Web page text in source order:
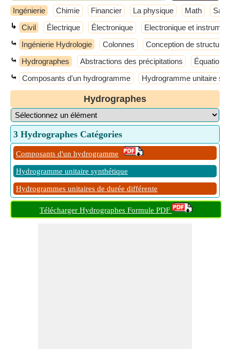
Ingénierie Chimie Financier La physique Math
↳ Civil Électrique Électronique Electronique et
⤿ Ingénierie Hydrologie Colonnes Conception de
⤿ Hydrographes Abstractions des précipitations Équation
⤿ Composants d'un hydrogramme Hydrogramme unitaire
Hydrographes
3 Hydrographes Catégories
Composants d'un hydrogramme
Hydrogramme unitaire synthétique
Hydrogrammes unitaires de durée différente
Télécharger Hydrographes Formule PDF